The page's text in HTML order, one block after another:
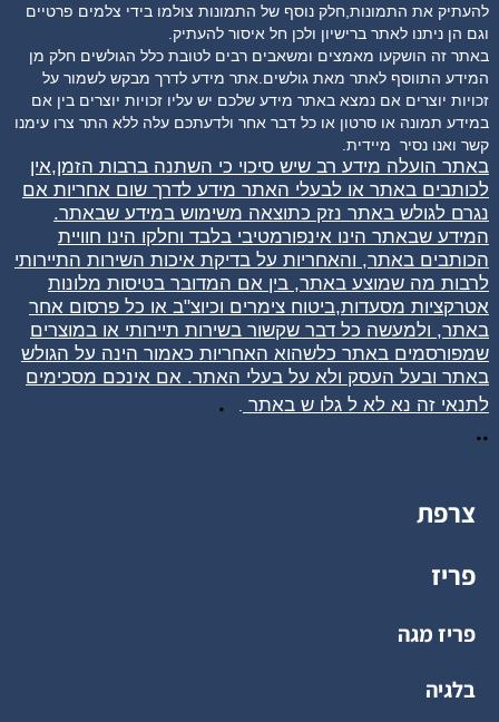
להעתיק את התמונות,חלק נוסף של התמונות צולמו בידי צלמים פרטיים
וגם הן ניתנו לאתר ברישיון ולכן חל איסור להעתיק.
באתר זה הושקעו מאמצים ומשאבים רבים לטובת כלל הגולשים חלק מן
המידע התווסף לאתר מאת גולשים.אתר מידע לדרך מבקש לשמור על
זכויות יוצרים אם נמצא באתר מידע שלכם יש עליו זכויות יוצרים בין אם
במידע תמונה או סרטון או כל דבר אחר ולדעתכם עלה ללא התר צרו עימנו
קשר ואנו נסיר מיידית.
באתר הועלה מידע רב שיש סיכוי כי השתנה ברבות הזמן,אין
לכותבים באתר או לבעלי האתר מידע לדרך שום אחריות אם
נגרם לגולש באתר נזק כתוצאה משימוש במידע שבאתר.
המידע שבאתר הינו אינפורמטיבי בלבד וחלקו הינו חוויית
הכותבים באתר, והאחריות על בדיקת איכות השירות התיירותי
לרבות מה שמוצע באתר, בין אם המדובר בטיסות מלונות
אטרקציות מסעדות,ביטוח צימרים וכיוצ"ב או כל פרסום אחר
באתר, ולמעשה כל דבר שקשור בשירות תיירותי או במוצרים
שמפורסמים באתר כלשהוא האחריות כאמור הינה על הגולש
באתר ובעל העסק ולא על בעלי האתר. אם אינכם מסכימים
לתנאי זה נא לא ל גלו ש באתר
.
..
צרפת
פריז
פריז מגה
בלגיה